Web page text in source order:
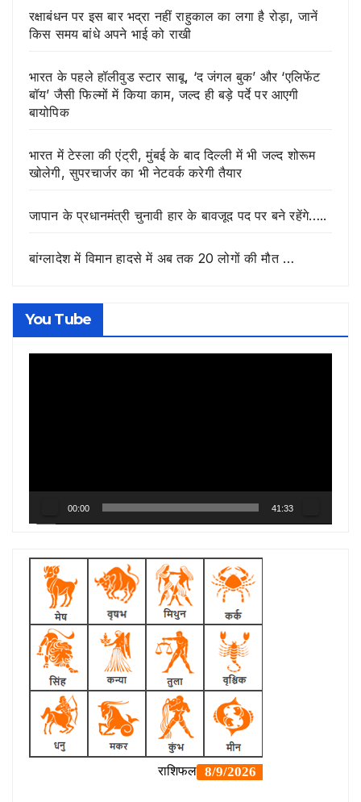
रक्षाबंधन पर इस बार भद्रा नहीं राहुकाल का लगा है रोड़ा, जानें
किस समय बांधे अपने भाई को राखी
भारत के पहले हॉलीवुड स्टार साबू, ‘द जंगल बुक’ और ‘एलिफेंट
बॉय’ जैसी फिल्मों में किया काम, जल्द ही बड़े पर्दे पर आएगी
बायोपिक
भारत में टेस्ला की एंट्री, मुंबई के बाद दिल्ली में भी जल्द शोरूम
खोलेगी, सुपरचार्जर का भी नेटवर्क करेगी तैयार
जापान के प्रधानमंत्री चुनावी हार के बावजूद पद पर बने रहेंगे…..
बांग्लादेश में विमान हादसे में अब तक 20 लोगों की मौत …
You Tube
00:00 41:33